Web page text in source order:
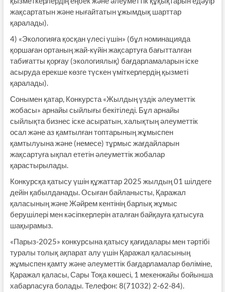
жақсартатын және нығайтатын ұжымдық шарттар
қаралады).
4) «Экологияға қосқан үлесі үшін» (бұл номинацияда
қоршаған ортаның жай-күйін жақсартуға бағытталған
табиғатты қорғау (экологиялық) бағдарламаларын іске
асыруда ерекше көзге түскен үміткерлердің қызметі
қаралады).
Сонымен қатар, Конкурста «Жылдың үздік әлеуметтік
жобасы» арнайы сыйлығы бекітіледі. Бұл арнайы
сыйлықта бизнес іске асыратын, халықтың әлеуметтік
осал және аз қамтылған топтарының жұмыспен
қамтылуына және (немесе) тұрмыс жағдайларын
жақсартуға ықпал ететін әлеуметтік жобалар
қарастырылады.
Конкурсқа қатысу үшін құжаттар 2025 жылдың 01 шілдеге
дейін қабылданады. Осыған байланысты, Қаражал
қаласының және Жәйрем кентінің барлық жұмыс
берушілері мен кәсіпкерлерін аталған байқауға қатысуға
шақырамыз.
«Парыз-2025» конкурсына қатысу қағидалары мен тәртібі
туралы толық ақпарат алу үшін Қаражал қаласының
жұмыспен қамту және әлеуметтік бағдарламалар бөліміне,
Қаражал қаласы, Сары Тоқа көшесі, 1 мекенжайы бойынша
хабарласуға болады. Телефон: 8(71032) 2-62-84).